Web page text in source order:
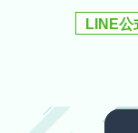
LINE公